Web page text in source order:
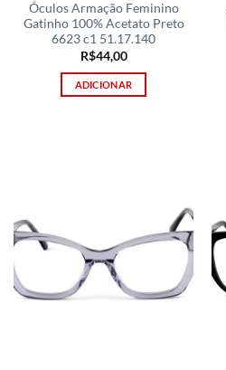
Óculos Armação Feminino
Gatinho 100% Acetato Preto
6623 c1 51.17.140
R$44,00
ADICIONAR